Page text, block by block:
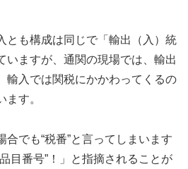
とも構成は同じで「輸出（入）統
いますが、通関の現場では、輸出
輸入では関税にかかわってくるの
す。
でも“税番”と言ってしまいます
目番号”！」と指摘されることが